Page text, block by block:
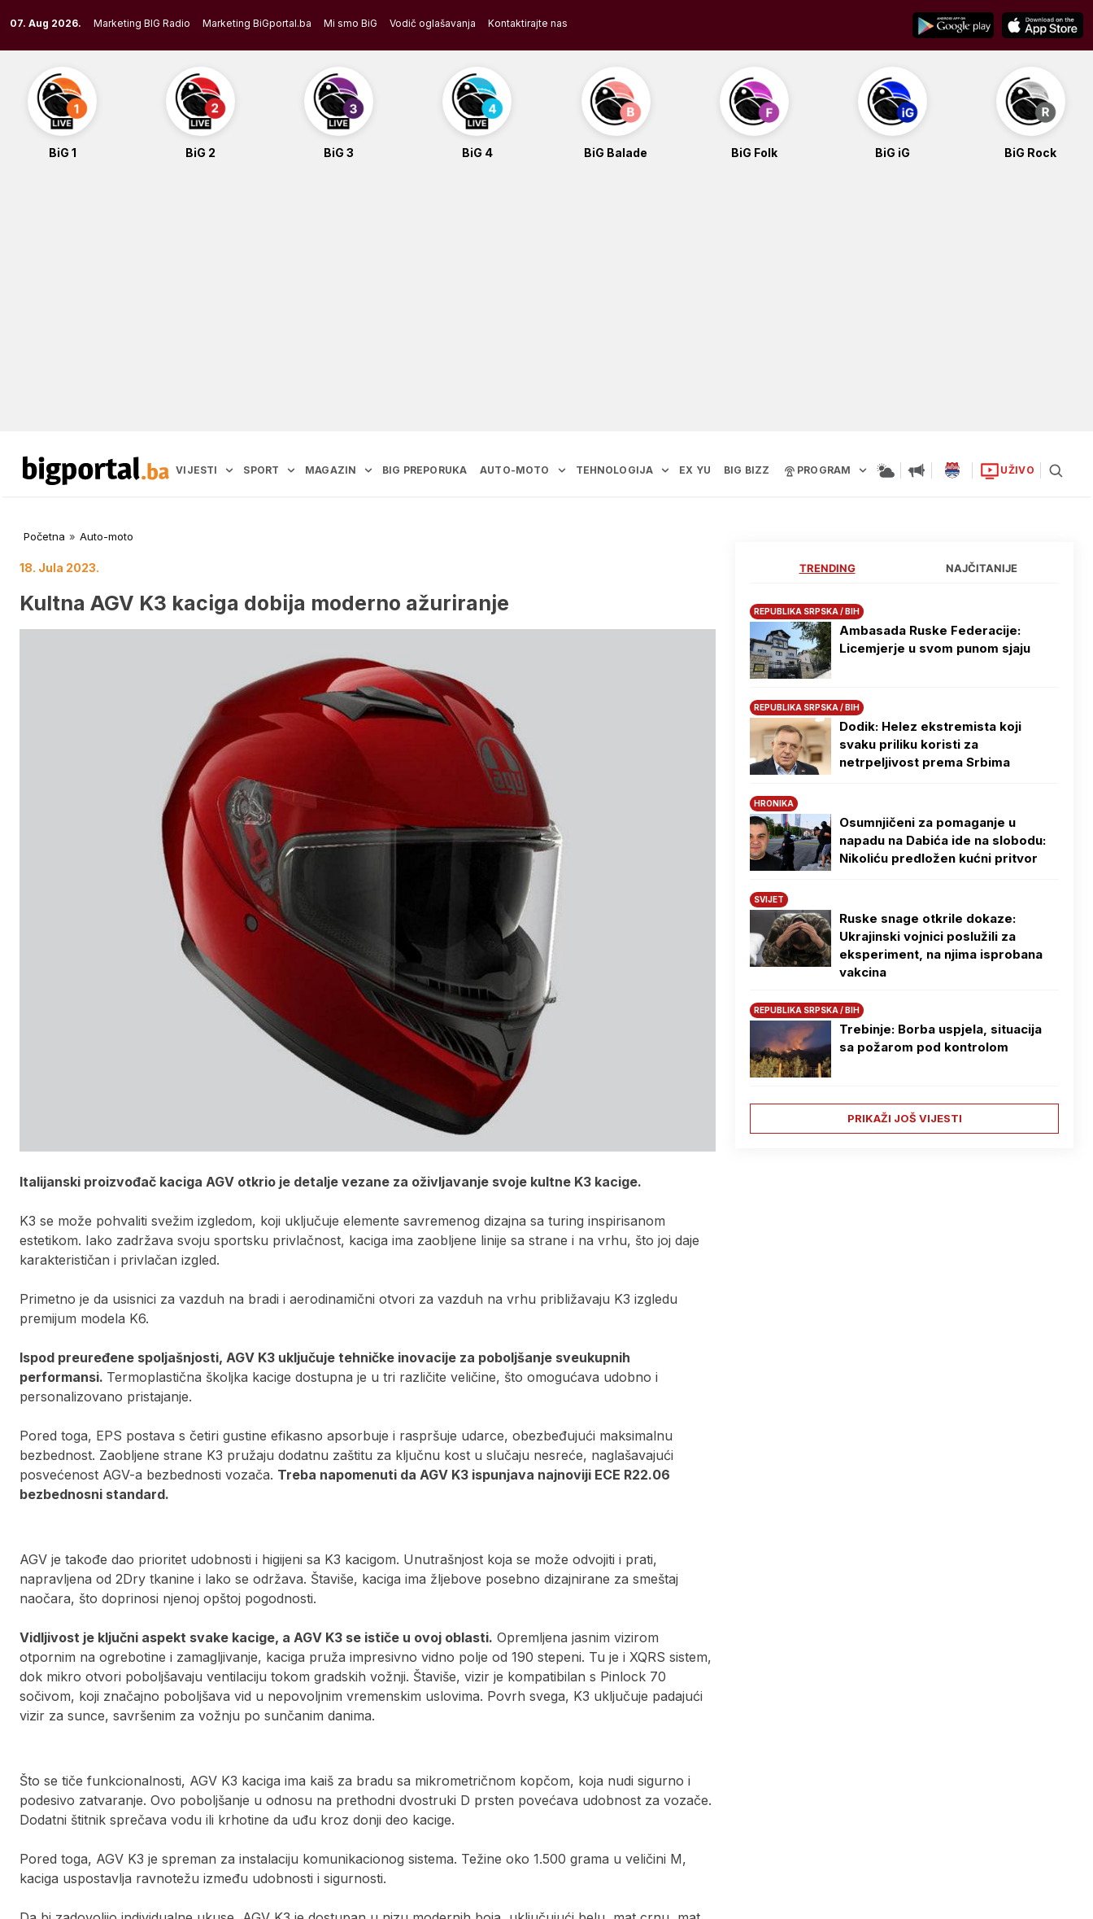
to
content
07. Aug 2026. Marketing BIG Radio Marketing BiGportal.ba Mi smo BiG Vodič oglašavanja Kontaktirajte nas
BiG 1 BiG 2 BiG 3 BiG 4 BiG Balade BiG Folk BiG iG BiG Rock
VIJESTI SPORT MAGAZIN BIG PREPORUKA AUTO-MOTO TEHNOLOGIJA EX YU BIG BIZZ PROGRAM UŽIVO
Početna » Auto-moto
18. Jula 2023.
Kultna AGV K3 kaciga dobija moderno ažuriranje
Italijanski proizvođač kaciga AGV otkrio je detalje vezane za oživljavanje svoje kultne K3 kacige.
K3 se može pohvaliti svežim izgledom, koji uključuje elemente savremenog dizajna sa turing inspirisanom
estetikom. Iako zadržava svoju sportsku privlačnost, kaciga ima zaobljene linije sa strane i na vrhu, što joj daje
karakterističan i privlačan izgled.
Primetno je da usisnici za vazduh na bradi i aerodinamični otvori za vazduh na vrhu približavaju K3 izgledu
premijum modela K6.
Ispod preuređene spoljašnjosti, AGV K3 uključuje tehničke inovacije za poboljšanje sveukupnih
performansi. Termoplastična školjka kacige dostupna je u tri različite veličine, što omogućava udobno i
personalizovano pristajanje.
Pored toga, EPS postava s četiri gustine efikasno apsorbuje i raspršuje udarce, obezbeđujući maksimalnu
bezbednost. Zaobljene strane K3 pružaju dodatnu zaštitu za ključnu kost u slučaju nesreće, naglašavajući
posvećenost AGV-a bezbednosti vozača. Treba napomenuti da AGV K3 ispunjava najnoviji ECE R22.06
bezbednosni standard.
AGV je takođe dao prioritet udobnosti i higijeni sa K3 kacigom. Unutrašnjost koja se može odvojiti i prati,
napravljena od 2Dry tkanine i lako se održava. Štaviše, kaciga ima žljebove posebno dizajnirane za smeštaj
naočara, što doprinosi njenoj opštoj pogodnosti.
Vidljivost je ključni aspekt svake kacige, a AGV K3 se ističe u ovoj oblasti. Opremljena jasnim vizirom
otpornim na ogrebotine i zamagljivanje, kaciga pruža impresivno vidno polje od 190 stepeni. Tu je i XQRS sistem,
dok mikro otvori poboljšavaju ventilaciju tokom gradskih vožnji. Štaviše, vizir je kompatibilan s Pinlock 70
sočivom, koji značajno poboljšava vid u nepovoljnim vremenskim uslovima. Povrh svega, K3 uključuje padajući
vizir za sunce, savršenim za vožnju po sunčanim danima.
Što se tiče funkcionalnosti, AGV K3 kaciga ima kaiš za bradu sa mikrometričnom kopčom, koja nudi sigurno i
podesivo zatvaranje. Ovo poboljšanje u odnosu na prethodni dvostruki D prsten povećava udobnost za vozače.
Dodatni štitnik sprečava vodu ili krhotine da uđu kroz donji deo kacige.
Pored toga, AGV K3 je spreman za instalaciju komunikacionog sistema. Težine oko 1.500 grama u veličini M,
kaciga uspostavlja ravnotežu između udobnosti i sigurnosti.
TRENDING NAJČITANIJE
REPUBLIKA SRPSKA / BIH
Ambasada Ruske Federacije:
Licemjerje u svom punom sjaju
REPUBLIKA SRPSKA / BIH
Dodik: Helez ekstremista koji
svaku priliku koristi za
netrpeljivost prema Srbima
HRONIKA
Osumnjičeni za pomaganje u
napadu na Dabića ide na slobodu:
Nikoliću predložen kućni pritvor
SVIJET
Ruske snage otkrile dokaze:
Ukrajinski vojnici poslužili za
eksperiment, na njima isprobana
vakcina
REPUBLIKA SRPSKA / BIH
Trebinje: Borba uspjela, situacija
sa požarom pod kontrolom
PRIKAŽI JOŠ VIJESTI